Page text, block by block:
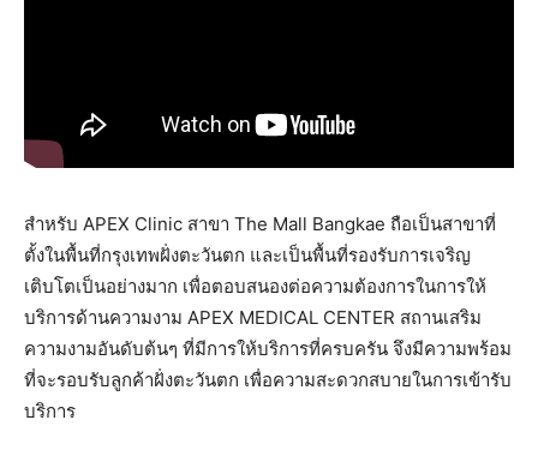
สำหรับ APEX Clinic สาขา The Mall Bangkae ถือเป็นสาขาที่
ตั้งในพื้นที่กรุงเทพฝั่งตะวันตก และเป็นพื้นที่รองรับการเจริญ
เติบโตเป็นอย่างมาก เพื่อตอบสนองต่อความต้องการในการให้
บริการด้านความงาม APEX MEDICAL CENTER สถานเสริม
ความงามอันดับต้นๆ ที่มีการให้บริการที่ครบครัน จึงมีความพร้อม
ที่จะรอบรับลูกค้าฝั่งตะวันตก เพื่อความสะดวกสบายในการเข้ารับ
บริการ